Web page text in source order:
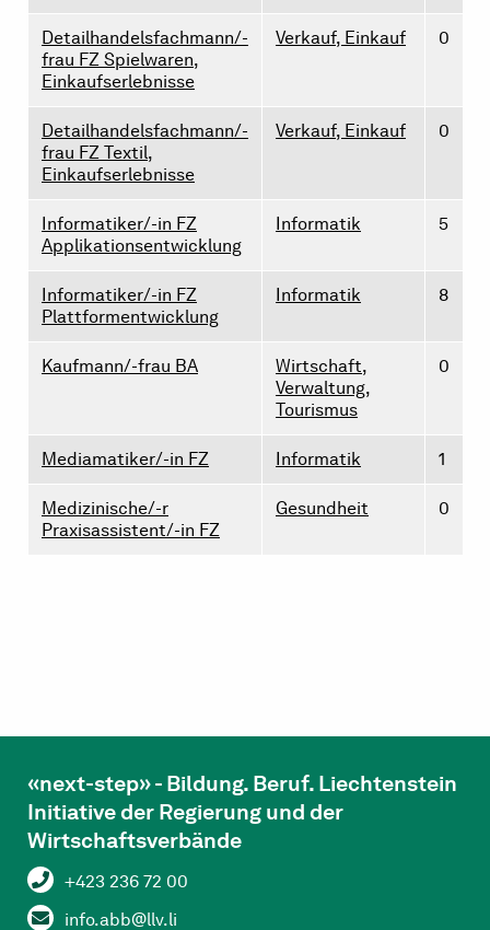
Detailhandelsfachmann/-
frau FZ Spielwaren,
Einkaufserlebnisse
Verkauf, Einkauf 0
Detailhandelsfachmann/-
frau FZ Textil,
Einkaufserlebnisse
Verkauf, Einkauf 0
Informatiker/-in FZ
Applikationsentwicklung
Informatik 5
Informatiker/-in FZ
Plattformentwicklung
Informatik 8
Kaufmann/-frau BA
Wirtschaft,
Verwaltung,
Tourismus
0
Mediamatiker/-in FZ Informatik 1
Medizinische/-r
Praxisassistent/-in FZ
Gesundheit 0
«next-step» - Bildung. Beruf. Liechtenstein
Initiative der Regierung und der
Wirtschaftsverbände
+423 236 72 00
info.abb@llv.li